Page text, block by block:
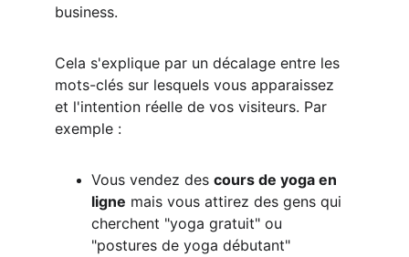
business.
Cela s'explique par un décalage entre les
mots-clés sur lesquels vous apparaissez
et l'intention réelle de vos visiteurs. Par
exemple :
Vous vendez des cours de yoga en
ligne mais vous attirez des gens qui
cherchent "yoga gratuit" ou
"postures de yoga débutant"